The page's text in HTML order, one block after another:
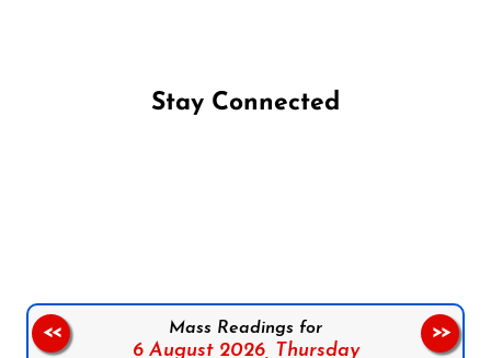
Stay Connected
Mass Readings for
6 August 2026, Thursday
<< >>